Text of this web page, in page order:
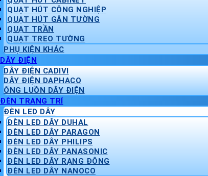
QUẠT HÚT CÔNG NGHIỆP
QUẠT HÚT GẮN TƯỜNG
QUẠT TRẦN
QUẠT TREO TƯỜNG
PHỤ KIỆN KHÁC
DÂY ĐIỆN
DÂY ĐIỆN CADIVI
DÂY ĐIỆN DAPHACO
ỐNG LUỒN DÂY ĐIỆN
ĐÈN TRANG TRÍ
ĐÈN LED DÂY
ĐÈN LED DÂY DUHAL
ĐÈN LED DÂY PARAGON
ĐÈN LED DÂY PHILIPS
ĐÈN LED DÂY PANASONIC
ĐÈN LED DÂY RẠNG ĐÔNG
ĐÈN LED DÂY NANOCO